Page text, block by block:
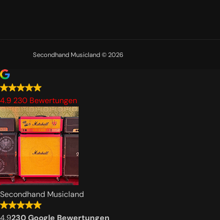
Secondhand Musicland © 2026
4.9 230 Bewertungen
Secondhand Musicland
4.9230 Google Bewertungen